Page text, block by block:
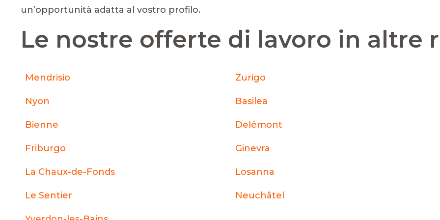
un’opportunità adatta al vostro profilo.
Le nostre offerte di lavoro in altre
Mendrisio Zurigo
Nyon Basilea
Bienne Delémont
Friburgo Ginevra
La Chaux-de-Fonds Losanna
Le Sentier Neuchâtel